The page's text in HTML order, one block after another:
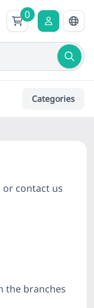
0
Categories
or contact us
the branches